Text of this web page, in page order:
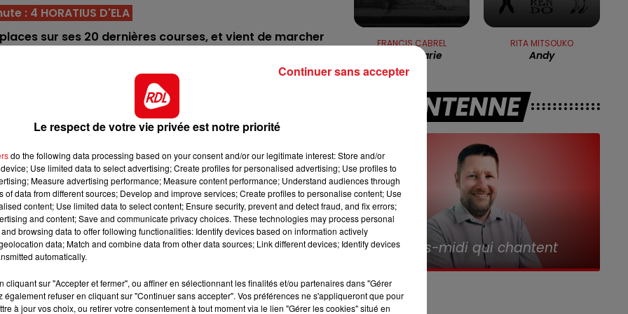
7h00 - 10h00
DEBOUT C'EST L'HEURE RDL & VOUS
: 4 HORATIUS D'ELA
sur ses 20 dernières courses, et vient de marcher
voir au-dessus de la seconde place.
que trotter et va sur tous les profils. Très dur à l'effort,
au plafond des gains, et revient sans ses fers pour
une course visée.
il revient sur un parcours à sa convenance et courra
pour une bonne place.
sur le renouveau, une confirmation dans ce quinté
du sud-est quand même avec des ambitions car il est
sur cette piste.
bon, mais arrive dans sa saison. Avec un parcours à
place peut lui revenir.
FRANCIS CABREL
Petite Marie
RITA MITSOUKO
Andy
A L'ANTENNE
13h00 - 16h00
Les Après-midi qui chantent
16h00 - 19h00
Le Jukebox RDL
Le respect de votre vie privée est notre priorité
do the following data processing based on your consent and/or our legitimate interest: Store and/or
Use limited data to select advertising; Create profiles for personalised advertising; Use profiles to
Measure advertising performance; Measure content performance; Understand audiences through
of data from different sources; Develop and improve services; Create profiles to personalise content; Use
content; Use limited data to select content; Ensure security, prevent and detect fraud, and fix errors;
and content; Save and communicate privacy choices. These technologies may process personal
browsing data to offer following functionalities: Identify devices based on information actively
data; Match and combine data from other data sources; Link different devices; Identify devices
automatically.
cliquant sur "Accepter et fermer", ou affiner en sélectionnant les finalités et/ou partenaires dans "Gérer
également refuser en cliquant sur "Continuer sans accepter". Vos préférences ne s'appliqueront que pour
à jour vos choix, ou retirer votre consentement à tout moment via le lien "Gérer les cookies" situé en
Continuer sans accepter